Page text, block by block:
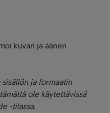
kuvan ja äänen
ja formaatin
ole käytettävissä
-tilassa.